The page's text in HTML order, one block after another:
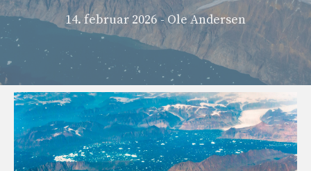
14. februar 2026 - Ole Andersen